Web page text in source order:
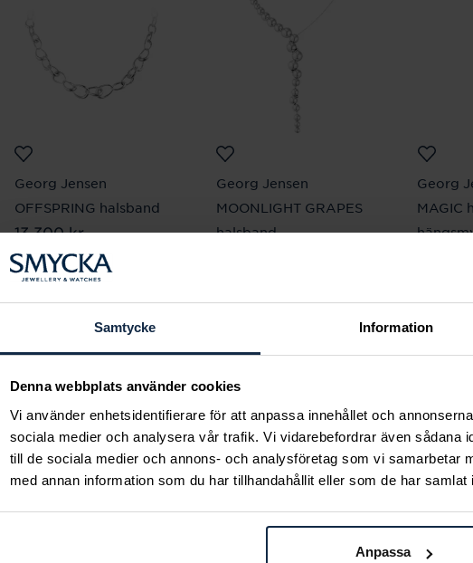
Samtycke Information
Denna webbplats använder cookies
Vi använder enhetsidentifierare för att anpassa innehållet och
sociala medier och analysera vår trafik. Vi vidarebefordrar även sådana
till de sociala medier och annons- och analysföretag som vi samarbetar
med annan information som du har tillhandahållit eller som de har
Anpassa
Georg Jensen
OFFSPRING halsband
Pris:13 300 kr
13 300 kr
Georg Jensen
MOONLIGHT GRAPES
halsband
Georg
MAGIC